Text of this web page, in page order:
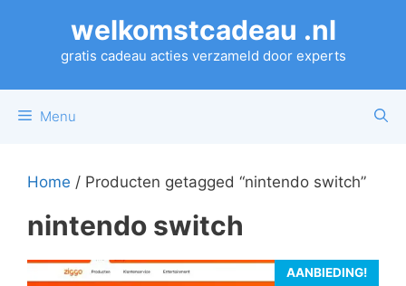
welkomstcadeau .nl
gratis cadeau acties verzameld door experts
Menu
Home / Producten getagged “nintendo switch”
nintendo switch
AANBIEDING!